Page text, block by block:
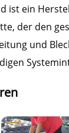
ist ein
der den
und